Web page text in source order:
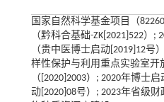
国家自然科学基金项目（
（黔科合基础-ZK[2021]522）;
（贵中医博士启动[2019]12号
样性保护与利用重点实验室开
（[2020]2003）; 2020年博士
动[2020]08号）; 2023年省级